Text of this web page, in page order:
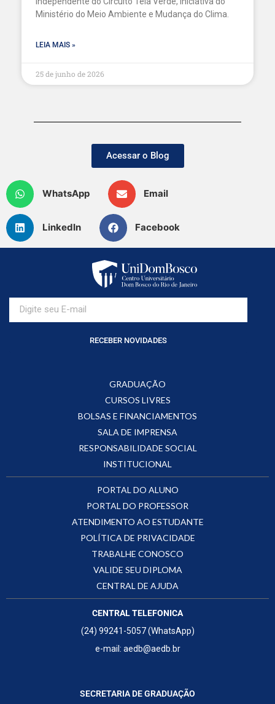
Ministério do Meio Ambiente e Mudança do Clima.
LEIA MAIS »
25 de junho de 2026
Acessar o Blog
WhatsApp Email
LinkedIn Facebook
RECEBER NOVIDADES
GRADUAÇÃO
CURSOS LIVRES
BOLSAS E FINANCIAMENTOS
SALA DE IMPRENSA
RESPONSABILIDADE SOCIAL
INSTITUCIONAL
PORTAL DO ALUNO
PORTAL DO PROFESSOR
ATENDIMENTO AO ESTUDANTE
POLÍTICA DE PRIVACIDADE
TRABALHE CONOSCO
VALIDE SEU DIPLOMA
CENTRAL DE AJUDA
CENTRAL TELEFONICA
(24) 99241-5057 (WhatsApp)
e-mail: aedb@aedb.br
SECRETARIA DE GRADUAÇÃO